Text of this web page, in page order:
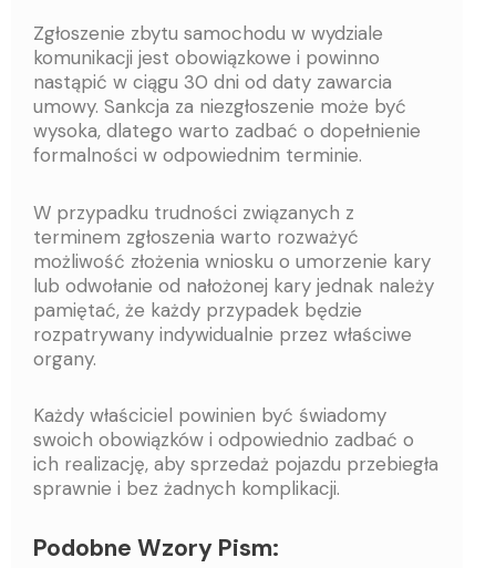
Zgłoszenie zbytu samochodu w wydziale
komunikacji jest obowiązkowe i powinno
nastąpić w ciągu 30 dni od daty zawarcia
umowy. Sankcja za niezgłoszenie może być
wysoka, dlatego warto zadbać o dopełnienie
formalności w odpowiednim terminie.
W przypadku trudności związanych z
terminem zgłoszenia warto rozważyć
możliwość złożenia wniosku o umorzenie kary
lub odwołanie od nałożonej kary jednak należy
pamiętać, że każdy przypadek będzie
rozpatrywany indywidualnie przez właściwe
organy.
Każdy właściciel powinien być świadomy
swoich obowiązków i odpowiednio zadbać o
ich realizację, aby sprzedaż pojazdu przebiegła
sprawnie i bez żadnych komplikacji.
Podobne Wzory Pism: